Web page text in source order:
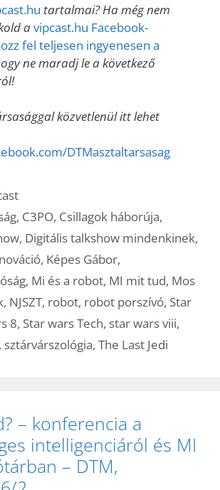
tartalmai? Ha még nem
avipcast.hu Facebook-
fel teljesen ingyenesen a
ne maradj le a következő
közvetlenül itt lehet
DTMasztaltarsasag
, C3PO, Csillagok háborúja,
, Digitális talkshow mindenkinek,
, Képes Gábor,
, Mi és a robot, MI mit tud, Mos
, NJSZT, robot, robot porszívó, Star
8, Star wars Tech, star wars viii,
, sztárvárszológia, The Last Jedi
– konferencia a
intelligenciáról és MI
– DTM,